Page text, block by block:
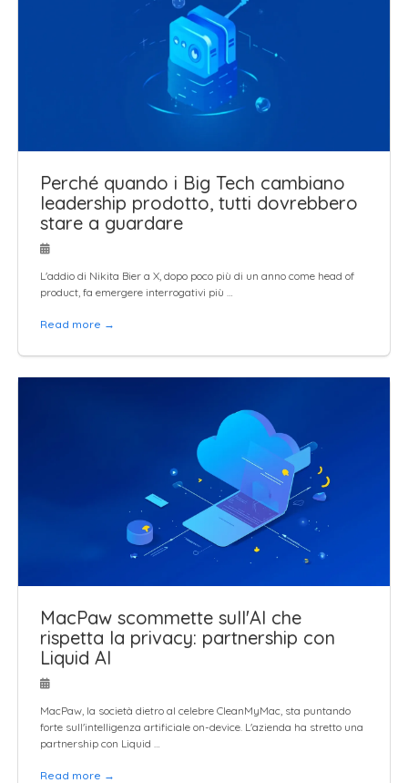
Perché quando i Big Tech cambiano
leadership prodotto, tutti dovrebbero
stare a guardare
L'addio di Nikita Bier a X, dopo poco più di un anno come head of
product, fa emergere interrogativi più …
Read more →
MacPaw scommette sull'AI che
rispetta la privacy: partnership con
Liquid AI
MacPaw, la società dietro al celebre CleanMyMac, sta puntando
forte sull'intelligenza artificiale on-device. L'azienda ha stretto una
partnership con Liquid …
Read more →